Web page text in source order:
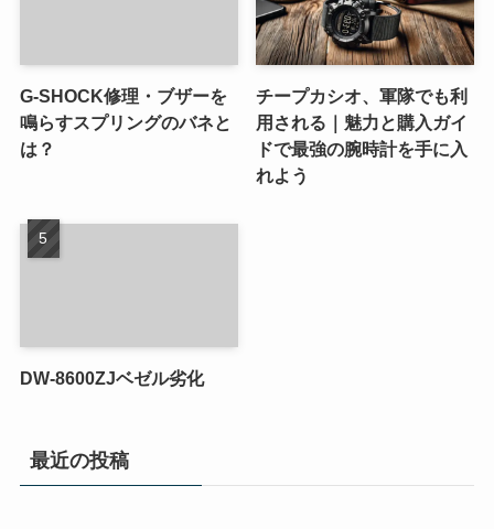
G-SHOCK修理・ブザーを
鳴らすスプリングのバネと
は？
チープカシオ、軍隊でも利
用される｜魅力と購入ガイ
ドで最強の腕時計を手に入
れよう
DW-8600ZJベゼル劣化
最近の投稿